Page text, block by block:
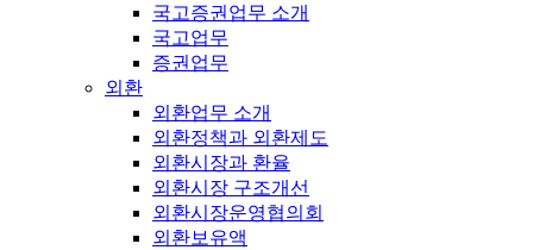
국고증권업무 소개
국고업무
증권업무
외환
외환업무 소개
외환정책과 외환제도
외환시장과 환율
외환시장 구조개선
외환시장운영협의회
외환보유액